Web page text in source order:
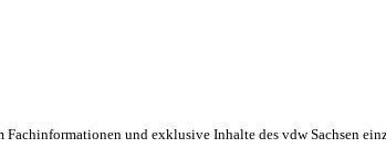
und exklusive Inhalte des vdw Sachsen